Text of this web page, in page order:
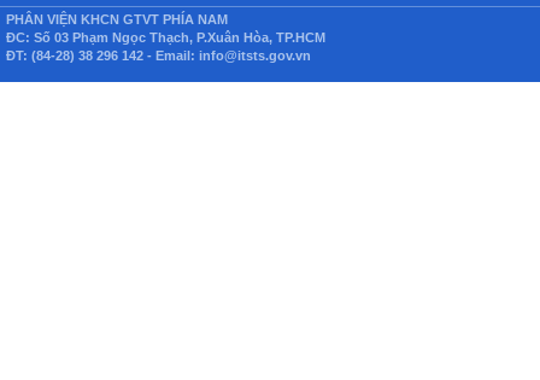
PHÂN VIỆN KHCN GTVT PHÍA NAM
ĐC: Số 03 Phạm Ngọc Thạch, P.Xuân Hòa, TP.HCM
ĐT: (84-28) 38 296 142 - Email: info@itsts.gov.vn